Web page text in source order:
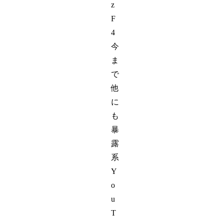
z
F
4
今
ま
で
他
に
も
暴
露
系
Y
o
u
T